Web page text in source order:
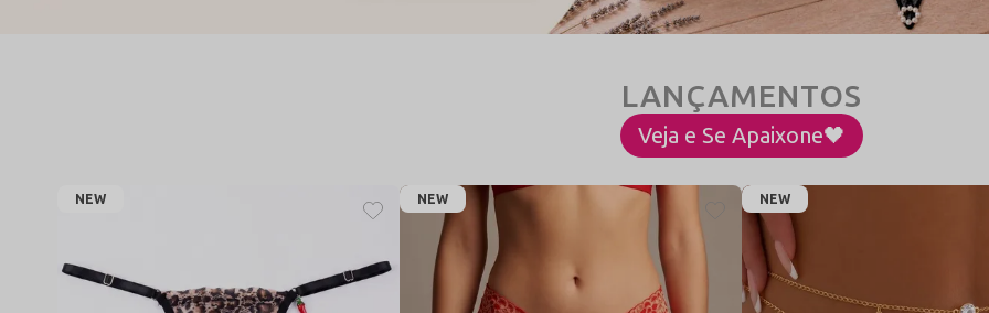
Veja e Se Apaixone🖤
NEW NEW NEW